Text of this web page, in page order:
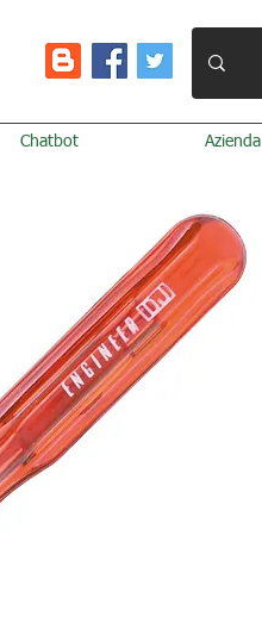
Chatbot Azienda